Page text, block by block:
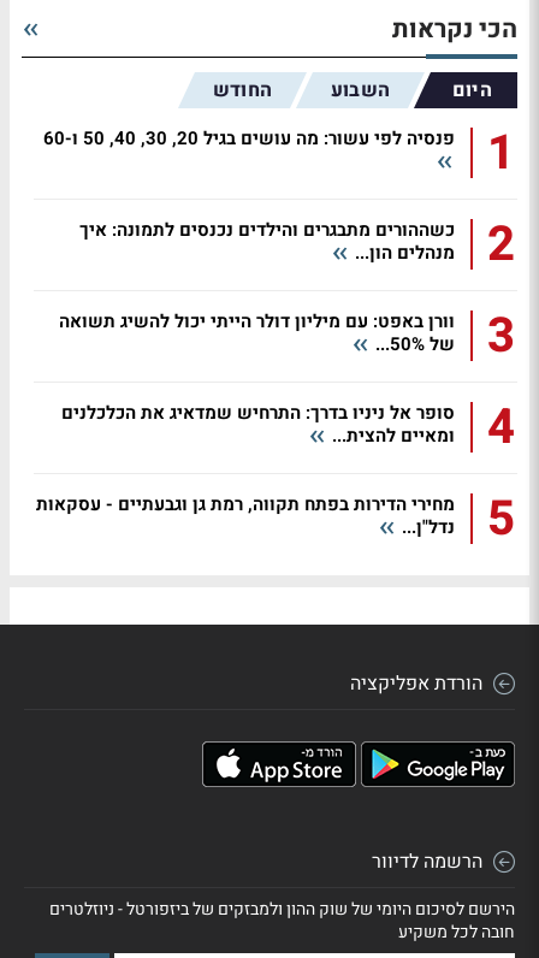
הכי נקראות
היום השבוע החודש
1 פנסיה לפי עשור: מה עושים בגיל 20, 30, 40, 50 ו-60
2
כשההורים מתבגרים והילדים נכנסים לתמונה: איך
מנהלים הון...
3
וורן באפט: עם מיליון דולר הייתי יכול להשיג תשואה
של 50%...
4
סופר אל ניניו בדרך: התרחיש שמדאיג את הכלכלנים
ומאיים להצית...
5
מחירי הדירות בפתח תקווה, רמת גן וגבעתיים - עסקאות
נדל"ן...
הורדת אפליקציה
הרשמה לדיוור
הירשם לסיכום היומי של שוק ההון ולמבזקים של ביזפורטל - ניוזלטרים
חובה לכל משקיע